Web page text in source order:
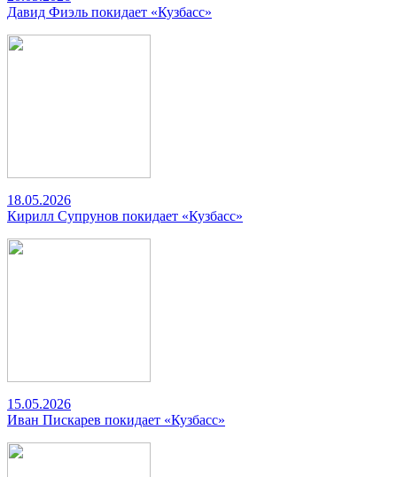
Давид Фиэль покидает «Кузбасс»
18.05.2026
Кирилл Супрунов покидает «Кузбасс»
15.05.2026
Иван Пискарев покидает «Кузбасс»